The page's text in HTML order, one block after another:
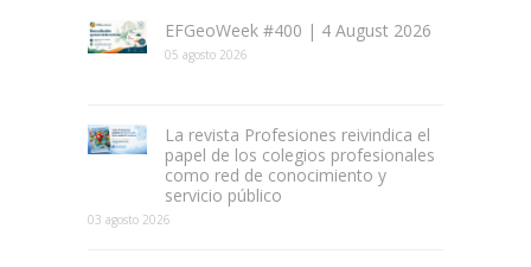
EFGeoWeek #400 | 4 August 2026
05 agosto 2026
La revista Profesiones reivindica el
papel de los colegios profesionales
como red de conocimiento y
servicio público
03 agosto 2026